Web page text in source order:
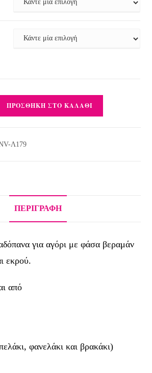
ΠΡΟΣΘΉΚΗ ΣΤΟ ΚΑΛΆΘΙ
Λ179
ΠΕΡΙΓΡΑΦΉ
για αγόρι με φάσα βεραμάν
εκρού.
από
φανελάκι και βρακάκι)